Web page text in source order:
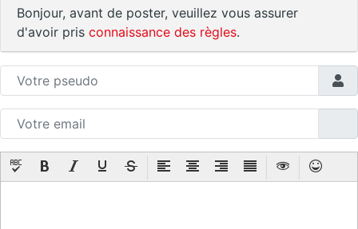
Bonjour, avant de poster, veuillez vous assurer
d'avoir pris connaissance des règles.